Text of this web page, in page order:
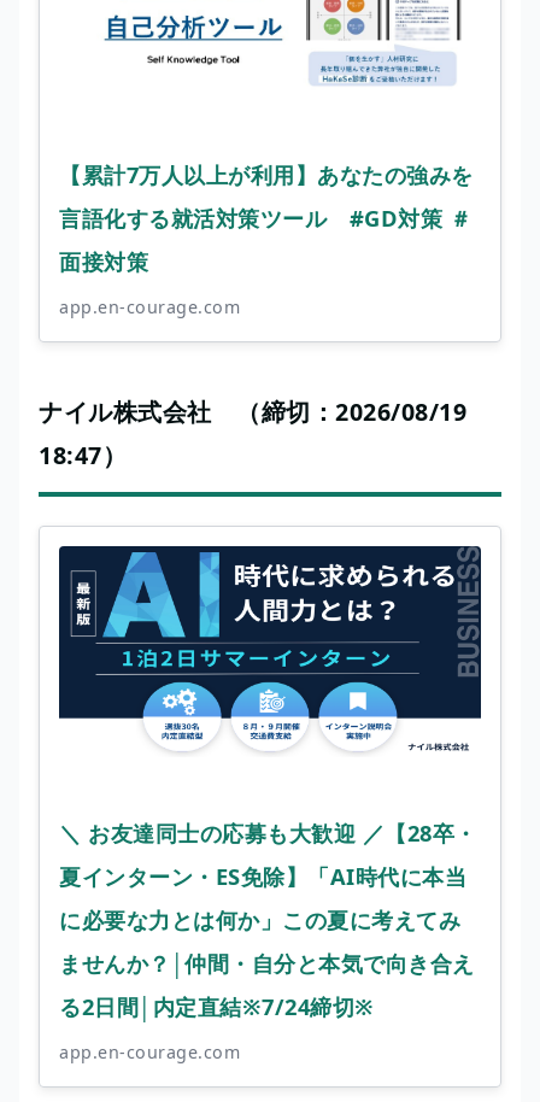
【累計7万人以上が利用】あなたの強みを
言語化する就活対策ツール #GD対策 ＃
面接対策
app.en-courage.com
ナイル株式会社 （締切：2026/08/19
18:47）
＼ お友達同士の応募も大歓迎 ／【28卒・
夏インターン・ES免除】「AI時代に本当
に必要な力とは何か」この夏に考えてみ
ませんか？│仲間・自分と本気で向き合え
る2日間│内定直結※7/24締切※
app.en-courage.com